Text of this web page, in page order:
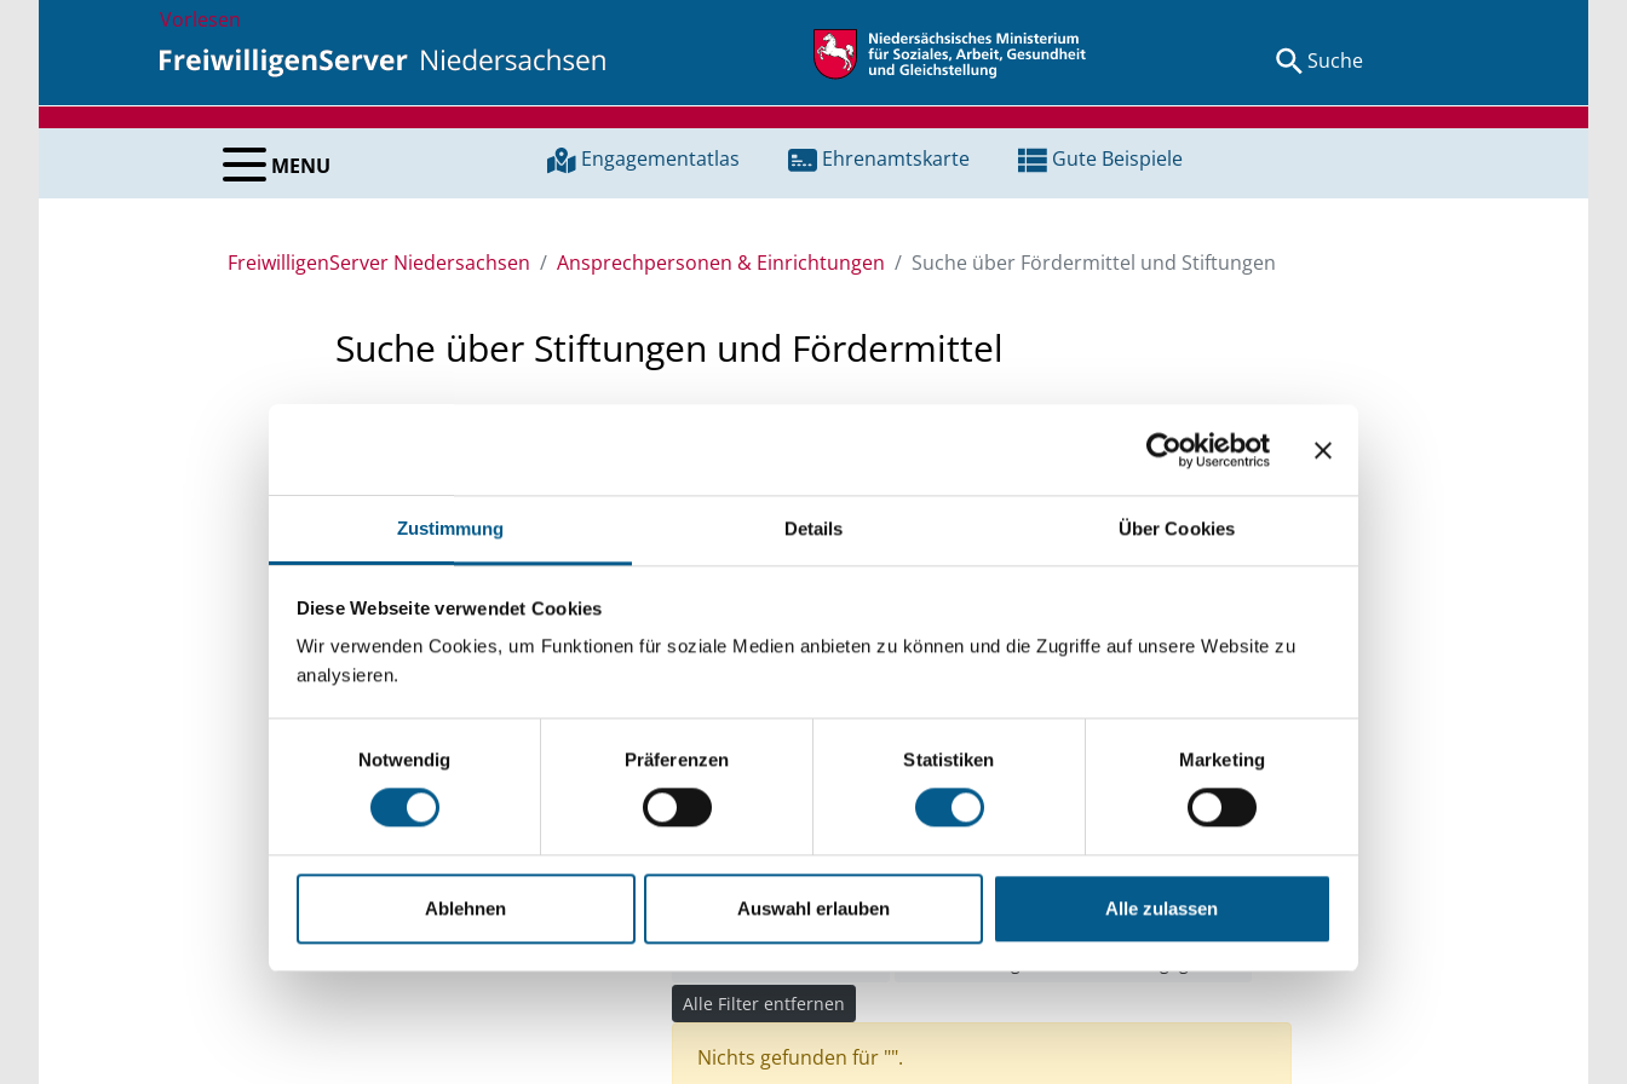
Zustimmung Details Über Cookies
Diese Webseite verwendet Cookies
Wir verwenden Cookies, um Funktionen für soziale Medien anbieten zu können und die Zugriffe auf unsere Website zu
analysieren.
Notwendig
Präferenzen Statistiken Marketing
Ablehnen Auswahl erlauben Alle zulassen
Vorlesen
Suche
MENU Engagementatlas Ehrenamtskarte Gute Beispiele
FreiwilligenServer Niedersachsen Ansprechpersonen & Einrichtungen Suche über Fördermittel und Stiftungen
Suche über Stiftungen und Fördermittel
unsere Fördermitteldatenbank und Stiftungsdatenbank recherchieren. Bei der Suche bitte die Groß- und
Kleinschreibung beachten.
verfeinert werden.
Aktive Filter:
Themen: Kinder, Jugendliche & Familie
Themen: Wohltätige Zwecke
Themen: Seniorinnen, Senioren & Pflege
Themen: Menschen mit Behinderung
Themen: Tierschutz
Alle Filter entfernen
Nichts gefunden für "".